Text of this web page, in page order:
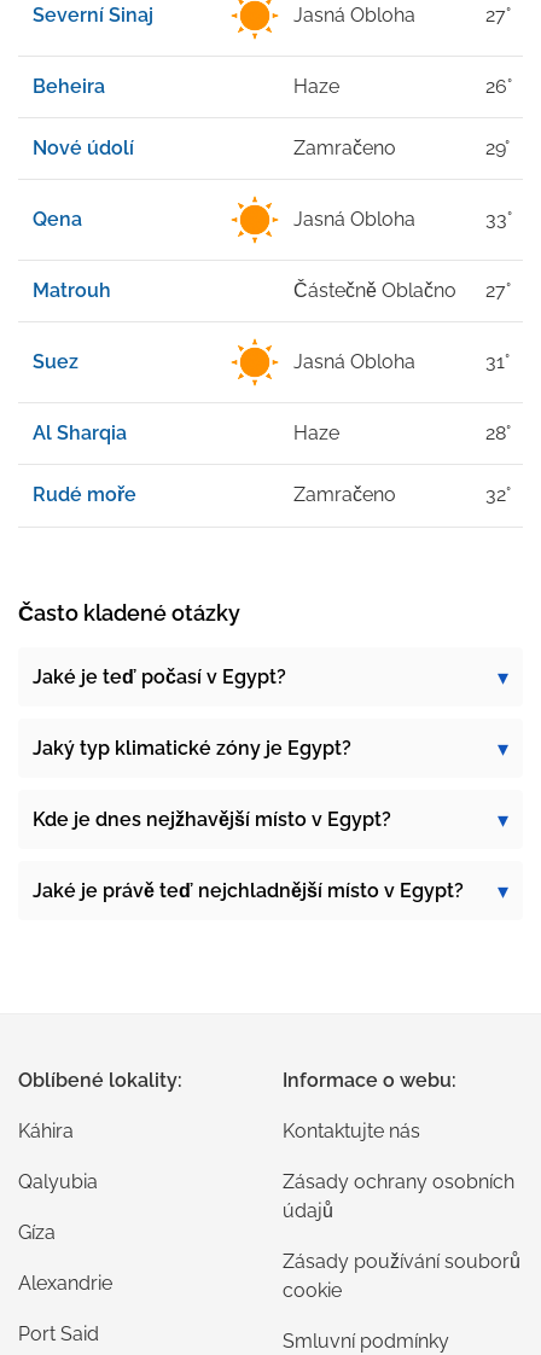
Severní Sinaj Jasná Obloha 27°
Beheira Haze 26°
Nové údolí Zamračeno 29°
Qena Jasná Obloha 33°
Matrouh Částečně Oblačno 27°
Suez Jasná Obloha 31°
Al Sharqia Haze 28°
Rudé moře Zamračeno 32°
Často kladené otázky
Jaké je teď počasí v Egypt?
Jaký typ klimatické zóny je Egypt?
Kde je dnes nejžhavější místo v Egypt?
Jaké je právě teď nejchladnější místo v Egypt?
Oblíbené lokality:
Káhira
Qalyubia
Gíza
Alexandrie
Port Said
Informace o webu:
Kontaktujte nás
Zásady ochrany osobních
údajů
Zásady používání souborů
cookie
Smluvní podmínky